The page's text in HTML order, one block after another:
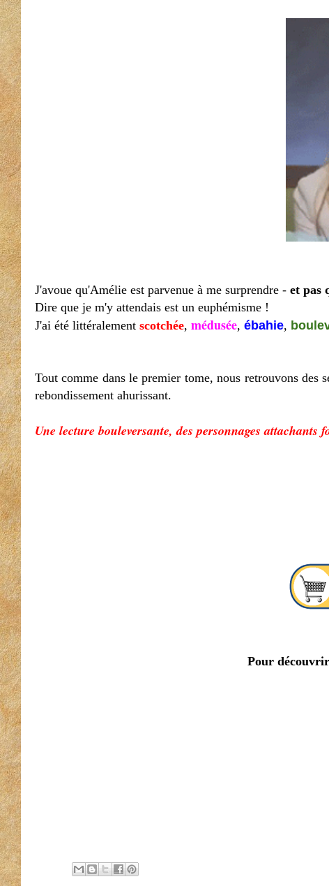
J'avoue qu'Amélie est parvenue à me surprendre - et pas
Dire que je m'y attendais est un euphémisme !
J'ai été littéralement scotchée, médusée, ébahie,
Tout comme dans le premier tome, nous retrouvons des
rebondissement ahurissant.
Une lecture bouleversante, des personnages
Pour